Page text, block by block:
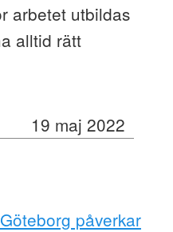
arbetet utbildas
alltid rätt
19 maj 2022
påverkar